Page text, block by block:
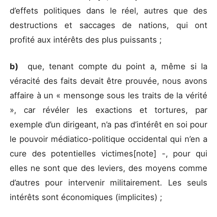
d’effets politiques dans le réel, autres que des
destructions et saccages de nations, qui ont
profité aux intérêts des plus puissants ;
b) que, tenant compte du point a, même si la
véracité des faits devait être prouvée, nous avons
affaire à un « mensonge sous les traits de la vérité
», car révéler les exactions et tortures, par
exemple d’un dirigeant, n’a pas d’intérêt en soi pour
le pouvoir médiatico-politique occidental qui n’en a
cure des potentielles victimes[note] -, pour qui
elles ne sont que des leviers, des moyens comme
d’autres pour intervenir militairement. Les seuls
intérêts sont économiques (implicites) ;